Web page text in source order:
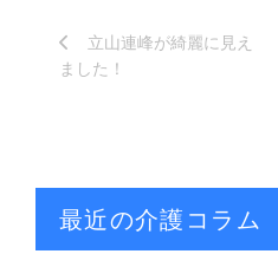
立山連峰が綺麗に見え
ました！
最近の介護コラム